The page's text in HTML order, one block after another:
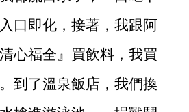
口即化 ，接著，我跟阿
心福全』 買飲料，我買
到了溫泉飯店，我們換